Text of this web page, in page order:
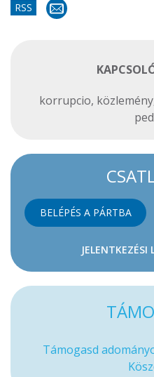
RSS
korrupcio, közlemény
BELÉPÉS A PÁRTBA
JELENTKEZÉSI
Támogasd